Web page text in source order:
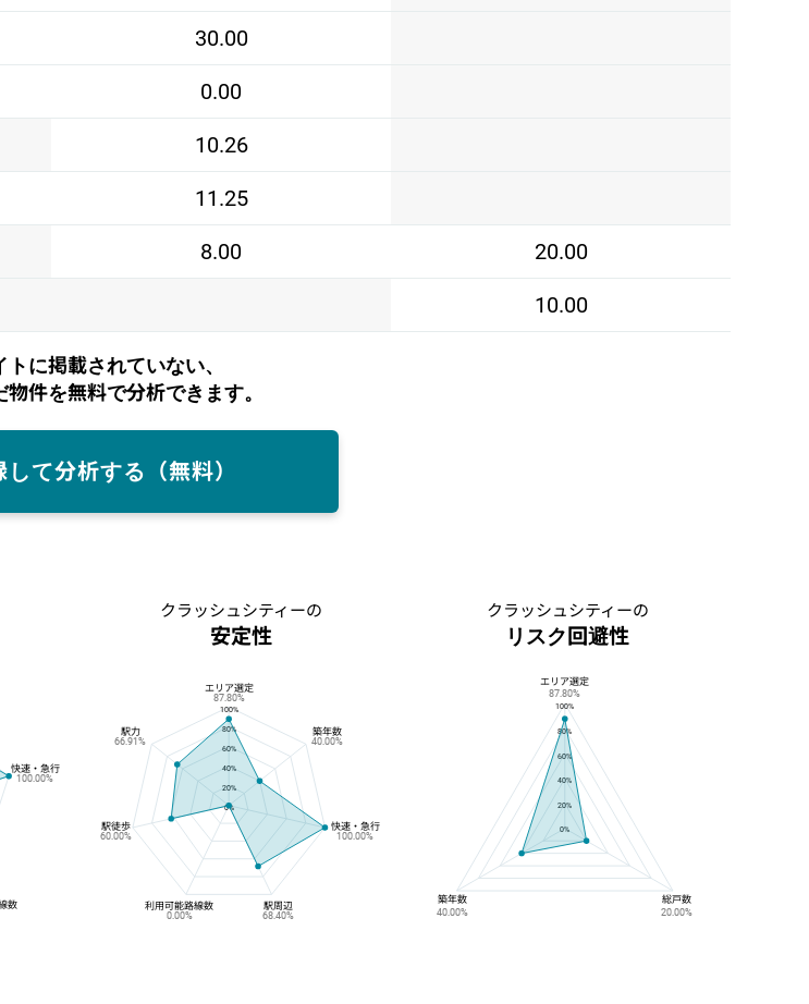
30.00
0.00
10.26
11.25
8.00 20.00
10.00
トに掲載されていない、
物件を無料で分析できます。
て分析する（無料）
数
快速・急行
100.00%
クラッシュシティーの
安定性
100%
80%
60%
40%
20%
0%
エリア選定
87.80%
駅力
66.91%
駅徒歩
60.00%
利用可能路線数
0.00%
駅周辺
68.40%
快速・急行
100.00%
築年数
40.00%
クラッシュシティーの
リスク回避性
クラッシュシティーのリスク回避性
100%
80%
60%
40%
20%
0%
エリア選定
87.80%
築年数
40.00%
総戸数
20.00%